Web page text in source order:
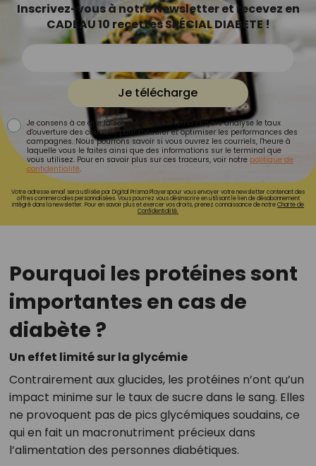
Inscrivez-vous à notre Newsletter et recevez en
CADEAU 10 recettes SPÉCIAL DIABETE !
Je télécharge
Je consens à ce que la société Digital Prisma Players analyse le taux
d'ouverture des courriels pour mesurer et optimiser les performances des
campagnes. Nous pourrons savoir si vous ouvrez les courriels, l'heure à
laquelle vous le faites ainsi que des informations sur le terminal que
vous utilisez. Pour en savoir plus sur ces traceurs, voir notre politique de
confidentialité.
Votre adresse email sera utilisée par Digital Prisma Playerspour vous envoyer votre newsletter contenant des
offres commerciales personnalisées. Vous pourrez vous désinscrire en utilisant le lien de désabonnement
intégré dans la newsletter. Pour en savoir plus et exercer vos droits, prenez connaissance de notreCharte de
Confidentialité.
Pourquoi les protéines sont
importantes en cas de
diabète ?
Un effet limité sur la glycémie
Contrairement aux glucides, les protéines n’ont qu’un
impact minime sur le taux de sucre dans le sang. Elles
ne provoquent pas de pics glycémiques soudains, ce
qui en fait un macronutriment précieux dans
l’alimentation des personnes diabétiques.